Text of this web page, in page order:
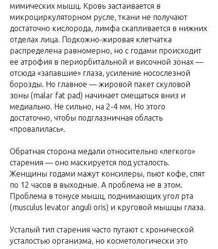
мимических мышц. Кровь застаивается в
микроциркуляторном русле, ткани не получают
достаточно кислорода, лимфа скапливается в нижних
отделах лица. Подкожно-жировая клетчатка
распределена равномерно, но с годами происходит
ее атрофия в периорбитальной и височной зонах —
отсюда «запавшие» глаза, усиление носослезной
борозды. Но главное — жировой пакет скуловой
зоны (malar fat pad) начинает смещаться вниз и
медиально. Не сильно, на 2-4 мм. Но этого
достаточно, чтобы подглазничная область
«провалилась».
Обратная сторона медали относительно «легкого»
старения — оно маскируется под усталость.
Женщины годами мажут консилеры, пьют кофе, спят
по 12 часов в выходные. А проблема не в этом.
Проблема в тонусе мышц, поднимающих угол рта
(musculus levator anguli oris) и круговой мышцы глаза.
Усталый тип старения часто путают с хронической
усталостью организма, но косметологически это